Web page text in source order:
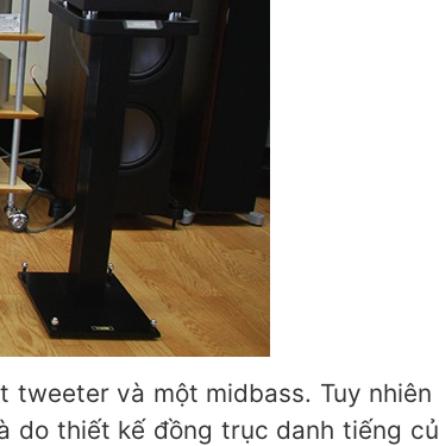
tweeter và một midbass. Tuy
thiết kế đồng trục danh tiếng